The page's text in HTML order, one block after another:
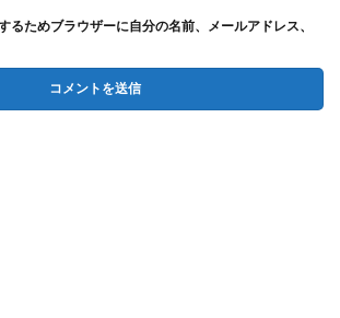
るためブラウザーに自分の名前、メールアドレス、